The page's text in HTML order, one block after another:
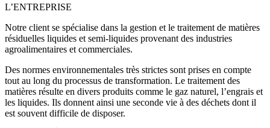
L’ENTREPRISE
Notre client se spécialise dans la gestion et le traitement de matières
résiduelles liquides et semi-liquides provenant des industries
agroalimentaires et commerciales.
Des normes environnementales très strictes sont prises en compte
tout au long du processus de transformation. Le traitement des
matières résulte en divers produits comme le gaz naturel, l’engrais et
les liquides. Ils donnent ainsi une seconde vie à des déchets dont il
est souvent difficile de disposer.